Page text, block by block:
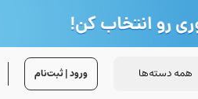
ورود | ثبت‌نام